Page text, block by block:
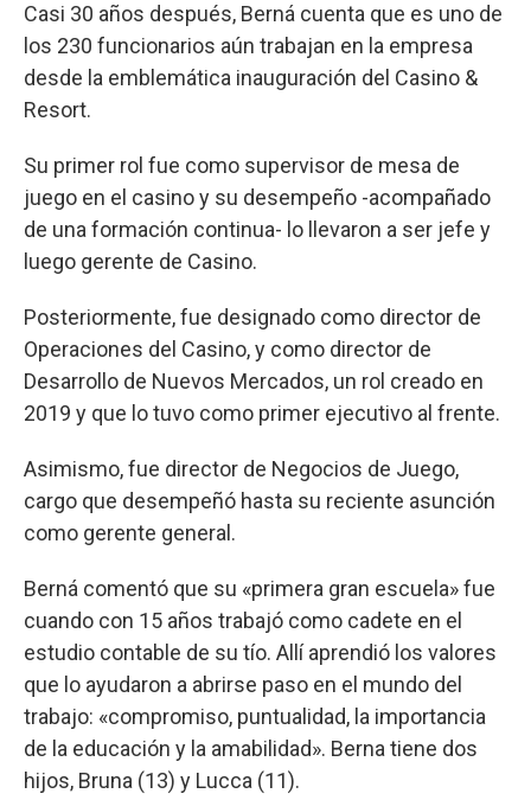
Casi 30 años después, Berná cuenta que es uno de
los 230 funcionarios aún trabajan en la empresa
desde la emblemática inauguración del Casino &
Resort.
Su primer rol fue como supervisor de mesa de
juego en el casino y su desempeño -acompañado
de una formación continua- lo llevaron a ser jefe y
luego gerente de Casino.
Posteriormente, fue designado como director de
Operaciones del Casino, y como director de
Desarrollo de Nuevos Mercados, un rol creado en
2019 y que lo tuvo como primer ejecutivo al frente.
Asimismo, fue director de Negocios de Juego,
cargo que desempeñó hasta su reciente asunción
como gerente general.
Berná comentó que su «primera gran escuela» fue
cuando con 15 años trabajó como cadete en el
estudio contable de su tío. Allí aprendió los valores
que lo ayudaron a abrirse paso en el mundo del
trabajo: «compromiso, puntualidad, la importancia
de la educación y la amabilidad». Berna tiene dos
hijos, Bruna (13) y Lucca (11).